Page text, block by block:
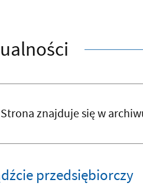
Strona znajduje się w
przedsiębiorczy